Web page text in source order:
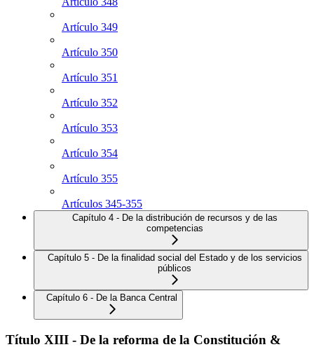
Artículo 349
Artículo 350
Artículo 351
Artículo 352
Artículo 353
Artículo 354
Artículo 355
Artículos 345-355
Capítulo 4 - De la distribución de recursos y de las
competencias
Capítulo 5 - De la finalidad social del Estado y de los servicios
públicos
Capítulo 6 - De la Banca Central
Título XIII - De la reforma de la Constitución &